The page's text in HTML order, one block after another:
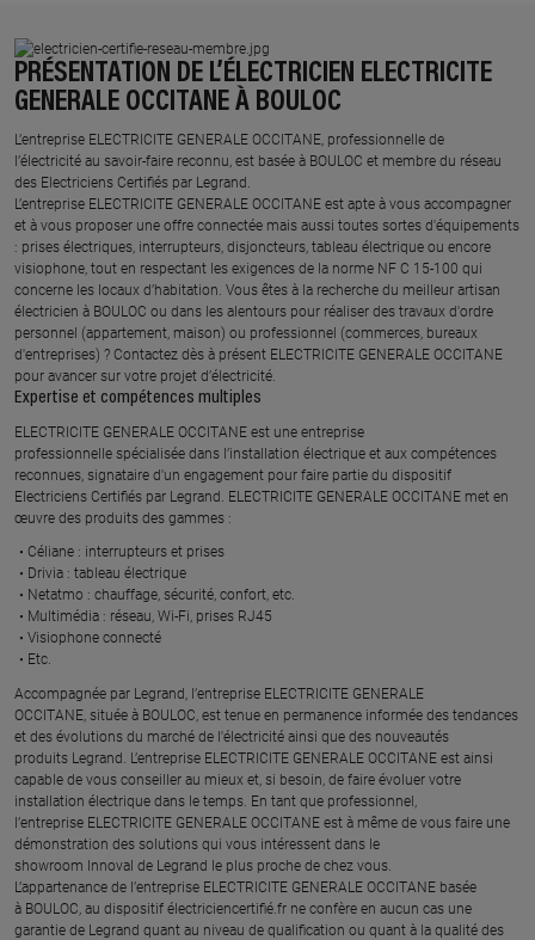
PRÉSENTATION DE L’ÉLECTRICIEN ELECTRICITE
GENERALE OCCITANE À BOULOC
L’entreprise ELECTRICITE GENERALE OCCITANE, professionnelle de
l’électricité au savoir-faire reconnu, est basée à BOULOC et membre du réseau
des Electriciens Certifiés par Legrand.​
L’entreprise ELECTRICITE GENERALE OCCITANE est apte à vous accompagner
et à vous proposer une offre connectée mais aussi toutes sortes d'équipements
: prises électriques, interrupteurs, disjoncteurs, tableau électrique ou encore
visiophone, tout en respectant les exigences de la norme NF C 15-100 qui
concerne les locaux d’habitation. Vous êtes à la recherche du meilleur artisan
électricien à BOULOC ou dans les alentours pour réaliser des travaux d'ordre
personnel (appartement, maison) ou professionnel (commerces, bureaux
d'entreprises) ? Contactez dès à présent ELECTRICITE GENERALE OCCITANE
pour avancer sur votre projet d’électricité.
Expertise et compétences multiples​
​ELECTRICITE GENERALE OCCITANE est une entreprise
professionnelle spécialisée dans l’installation électrique et aux compétences
reconnues, ​signataire d'un engagement pour faire partie du dispositif
Electriciens Certifiés par Legrand​. ELECTRICITE GENERALE OCCITANE met en
œuvre des produits des gammes : ​
Céliane : interrupteurs et prises ​
Drivia : tableau électrique ​
Netatmo : chauffage, sécurité, confort, etc.​
Multimédia : réseau, Wi-Fi, prises RJ45​
Visiophone connecté​
Etc.​
​Accompagnée par Legrand, l’entreprise ELECTRICITE GENERALE
OCCITANE, située à BOULOC, est tenue en permanence informée des tendances
et des évolutions du marché de l'électricité ainsi que des nouveautés
produits Legrand. L’entreprise ELECTRICITE GENERALE OCCITANE est ainsi
capable de vous conseiller au mieux et, si besoin, de faire évoluer votre
installation électrique dans le temps. En tant que professionnel,
l’entreprise ELECTRICITE GENERALE OCCITANE est à même de vous faire une
démonstration des solutions qui vous intéressent dans le
showroom Innoval de Legrand le plus proche de chez vous.​
L’appartenance de l’entreprise ELECTRICITE GENERALE OCCITANE basée
à BOULOC, au dispositif électriciencertifié.fr ne confère en aucun cas une
garantie de Legrand quant au niveau de qualification ou quant à la qualité des